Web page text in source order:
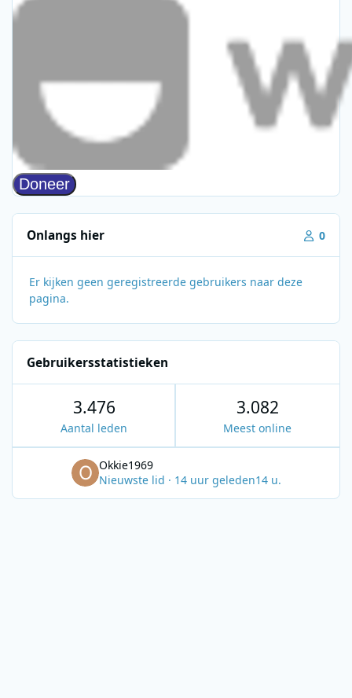
Onlangs hier 0
Er kijken geen geregistreerde gebruikers naar deze
pagina.
Gebruikersstatistieken
3.476
Aantal leden
3.082
Meest online
Okkie1969
Nieuwste lid · 14 uur geleden14 u.